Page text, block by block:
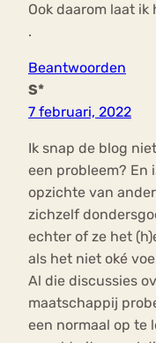
Ook daarom laat ik
.
Beantwoorden
S*
7 februari, 2022
Ik snap de blog
een probleem? En
opzichte van
zichzelf
echter of ze het
als het niet oké
Al die discussies
maatschappij
een normaal op te